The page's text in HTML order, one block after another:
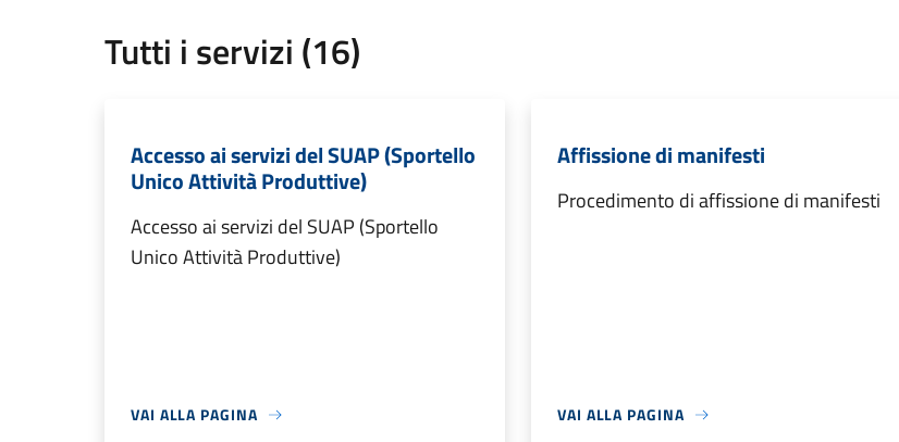
Tutti i servizi (16)
Accesso ai servizi del SUAP (Sportello
Unico Attività Produttive)
Accesso ai servizi del SUAP (Sportello
Unico Attività Produttive)
VAI ALLA PAGINA
Affissione di manifesti
Procedimento di affissione di manifesti
VAI ALLA PAGINA